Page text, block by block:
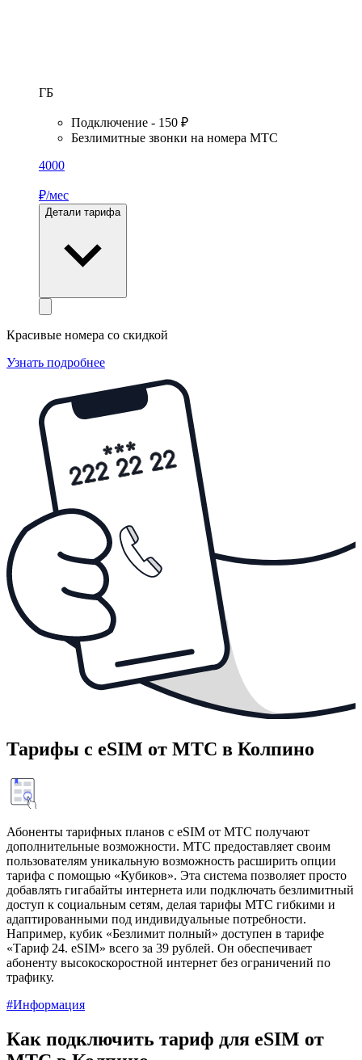
ГБ
Подключение - 150 ₽
Безлимитные звонки на номера МТС
4000
₽/мес
Детали тарифа
Красивые номера со скидкой
Узнать подробнее
Тарифы с eSIM от МТС в Колпино
Абоненты тарифных планов с eSIM от МТС получают
дополнительные возможности. МТС предоставляет своим
пользователям уникальную возможность расширить опции
тарифа с помощью «Кубиков». Эта система позволяет просто
добавлять гигабайты интернета или подключать безлимитный
доступ к социальным сетям, делая тарифы МТС гибкими и
адаптированными под индивидуальные потребности.
Например, кубик «Безлимит полный» доступен в тарифе
«Тариф 24. eSIM» всего за 39 рублей. Он обеспечивает
абоненту высокоскоростной интернет без ограничений по
трафику.
#Информация
Как подключить тариф для eSIM от